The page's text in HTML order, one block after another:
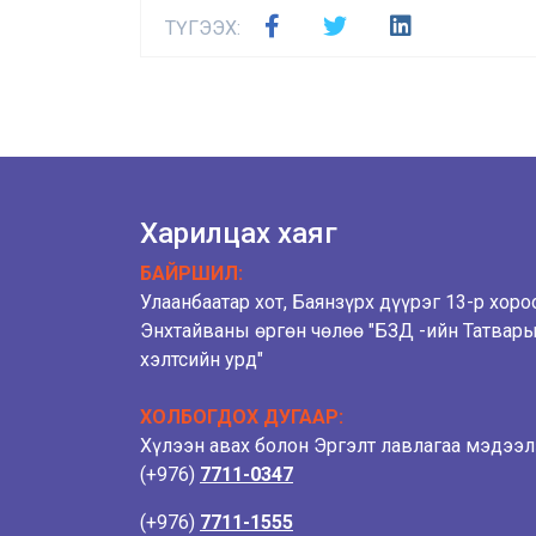
ТҮГЭЭХ:
Харилцах хаяг
БАЙРШИЛ:
Улаанбаатар хот, Баянзүрх дүүрэг 13-р
Энхтайваны өргөн чөлөө "БЗД -ийн
хэлтсийн урд"
ХОЛБОГДОХ ДУГААР:
Хүлээн авах болон Эргэлт лавлагаа
(+976) 7711-0347
(+976) 7711-1555